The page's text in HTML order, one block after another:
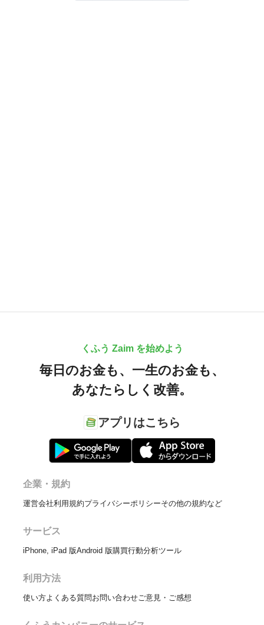
くふう Zaim を始めよう
毎日のお金も、 一生のお金も、
あなたらしく改善。
アプリはこちら
企業・規約
運営会社利用規約プライバシーポリシーその他の規約など
サービス
iPhone, iPad 版Android 版購買行動分析ツール
利用方法
使い方よくある質問お問い合わせご意見・ご感想